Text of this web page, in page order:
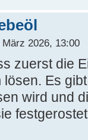
2026, 13:00
zuerst die
Es
wird und